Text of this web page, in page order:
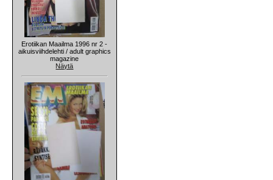
Erotiikan Maailma 1996 nr 2 -
aikuisviihdelehti / adult graphics
magazine
Näytä